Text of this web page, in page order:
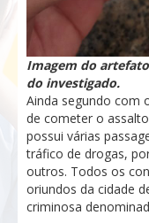
Imagem do
do investigado.
Ainda segundo com
de cometer o
possui várias
tráfico de drogas,
outros. Todos os
oriundos da cidade
criminosa